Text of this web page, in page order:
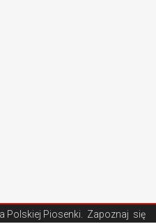
Polskiej Piosenki . Zapoznaj się